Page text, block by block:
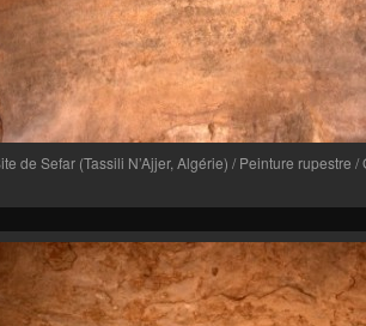
de Sefar (Tassili N’Ajjer, Algérie) / Peinture rupestre